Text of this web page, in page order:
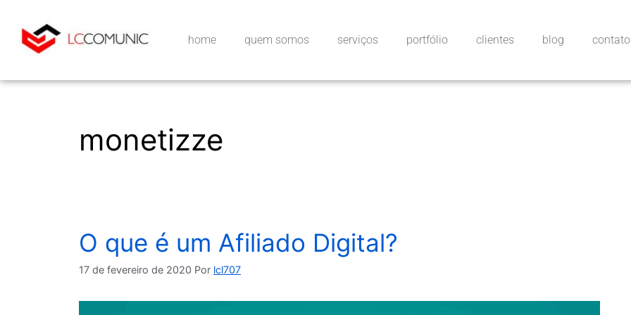
home quem somos serviços portfólio clientes blog contato
monetizze
O que é um Afiliado Digital?
17 de fevereiro de 2020 Por lcl707